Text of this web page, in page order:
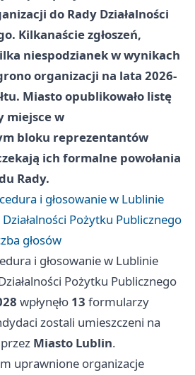
do Rady Działalności
Kilkanaście zgłoszeń,
niespodzianek w wynikach
organizacji na lata 2026-
Miasto opublikowało listę
miejsce w
bloku reprezentantów
ich formalne powołania
Rady.
i głosowanie w Lublinie
Działalności Pożytku Publicznego
głosów
i głosowanie w Lublinie
Pożytku Publicznego
wpłynęło 13 formularzy
zostali umieszczeni na
Miasto Lublin.
uprawnione organizacje